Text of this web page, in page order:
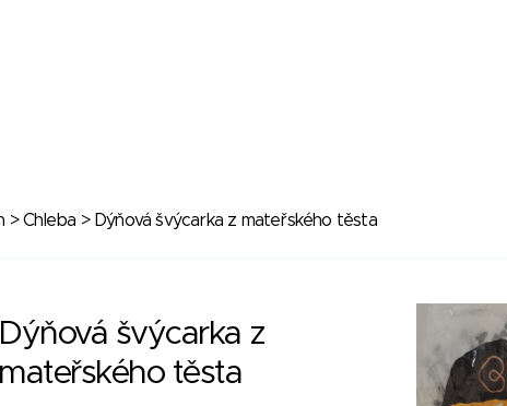
>Chleba > Dýňová švýcarka z mateřského těsta
Dýňová švýcarka z
mateřského těsta